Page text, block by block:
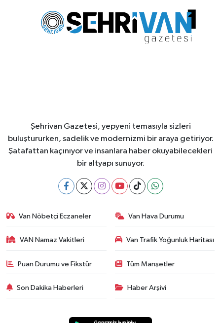
Şehrivan Gazetesi, yepyeni temasıyla sizleri
buluştururken, sadelik ve modernizmi bir araya getiriyor.
Şatafattan kaçınıyor ve insanlara haber okuyabilecekleri
bir altyapı sunuyor.
Van Nöbetçi Eczaneler Van Hava Durumu
VAN Namaz Vakitleri Van Trafik Yoğunluk Haritası
Puan Durumu ve Fikstür Tüm Manşetler
Son Dakika Haberleri Haber Arşivi